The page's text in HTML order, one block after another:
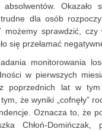
absolwentów.
dla osób
możemy sprawdzić,
się przełamać
monitorowania
w pierwszych
poprzednich lat w
że wyniki „cofnęły”
Oznacza to, że
Chłoń-